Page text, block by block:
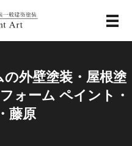
メ
外壁塗装・屋根塗
ォーム ペイント・
藤原